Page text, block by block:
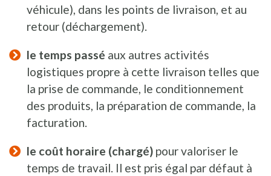
véhicule), dans les points de livraison, et au
retour (déchargement).
le temps passé aux autres activités
logistiques propre à cette livraison telles que
la prise de commande, le conditionnement
des produits, la préparation de commande, la
facturation.
le coût horaire (chargé)pour valoriser le
temps de travail. Il est pris égal par défaut à